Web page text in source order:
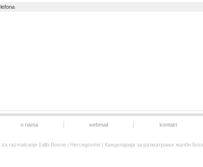
o nama webmail kontakt
razmatranje žalbi Bosne i Hercegovine | Канцеларија за разматрање жалби